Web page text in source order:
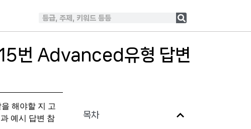
번 Advanced유형 답변
해야할 지 고
예시 답변 참
목차